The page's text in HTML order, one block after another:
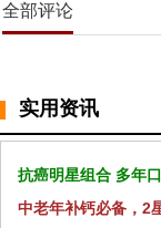
全部评论
实用资讯
抗癌明星组合 多年
中老年补钙必备，2